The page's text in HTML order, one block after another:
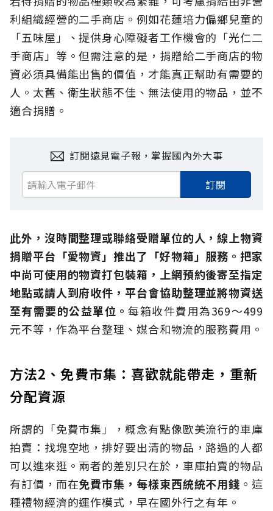
利組織經營的二手商店。例如花蓮培力偏鄉兒童的
「五味屋」、提供身心障礙者工作機會的「光仁二
手商店」等。但需注意的是，捐贈給二手商店的物
資必須具備能出售的價值，才能真正幫助有需要的
人。太舊、衛生狀態不佳、無法使用的物品，並不
適合捐贈。
訂閱遠見電子報，掌握國內外大事
訂閱
此外，沒時間整理或聯絡受贈單位的人，線上物資
捐贈平台「愛物資」推出了「好物箱」服務。把家
中尚可使用的物資打包裝箱，上網預約後寄至指定
地點或請人到府收件，平台會協助整理並將物資送
至有需要的公益單位。每箱收件費用為369～499
元不等，作為平台整理、媒合和物流的服務費用。
方法2、免費市集：喜歡就能帶走，重新
分配資源
所謂的「免費市集」，概念有點像歐美流行的車庫
拍賣：找塊空地，排好要出清的物品，路過的人都
可以進來逛。兩者的差別只在於，車庫拍賣的物品
有訂價，而在免費市集，每樣東西統統不用錢 。這
種禮物經濟的運作模式，早在國外行之有年。